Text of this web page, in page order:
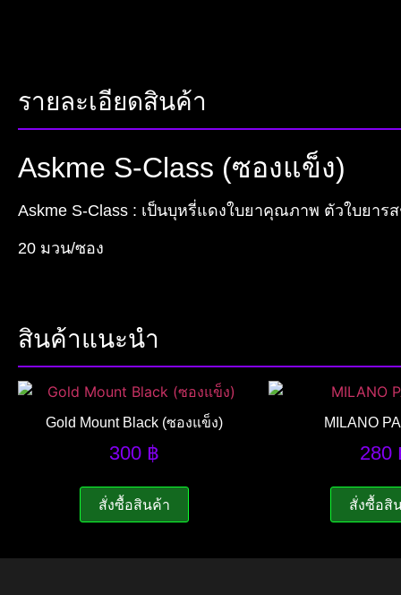
รายละเอียดสินค้า
Askme S-Class (ซองแข็ง)
Askme S-Class : เป็นบุหรี่แดงใบยาคุณภาพ ตัวใบยาร
20 มวน/ซอง
สินค้าแนะนำ
Gold Mount Black (ซองแข็ง)
300 ฿
สั่งซื้อสินค้า
MILANO
280
สั่งซื้อสิ